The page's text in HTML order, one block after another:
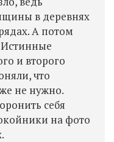
в деревнях
А потом
и второго
что
не нужно.
себя
на фото